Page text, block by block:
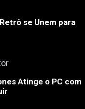
se Unem para
Atinge o PC com